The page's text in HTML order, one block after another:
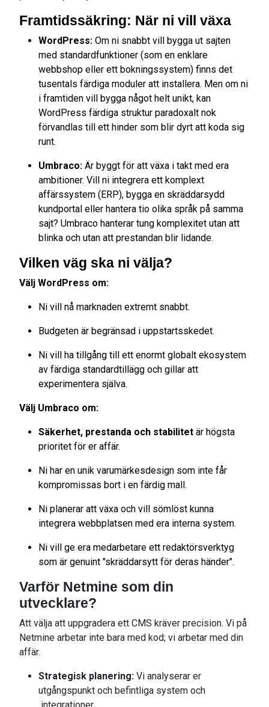
Framtidssäkring: När ni vill växa
WordPress: Om ni snabbt vill bygga ut sajten
med standardfunktioner (som en enklare
webbshop eller ett bokningssystem) finns det
tusentals färdiga moduler att installera. Men om ni
i framtiden vill bygga något helt unikt, kan
WordPress färdiga struktur paradoxalt nok
förvandlas till ett hinder som blir dyrt att koda sig
runt.
Umbraco: Är byggt för att växa i takt med era
ambitioner. Vill ni integrera ett komplext
affärssystem (ERP), bygga en skräddarsydd
kundportal eller hantera tio olika språk på samma
sajt? Umbraco hanterar tung komplexitet utan att
blinka och utan att prestandan blir lidande.
Vilken väg ska ni välja?
Välj WordPress om:
Ni vill nå marknaden extremt snabbt.
Budgeten är begränsad i uppstartsskedet.
Ni vill ha tillgång till ett enormt globalt ekosystem
av färdiga standardtillägg och gillar att
experimentera själva.
Välj Umbraco om:
Säkerhet, prestanda och stabilitet är högsta
prioritet för er affär.
Ni har en unik varumärkesdesign som inte får
kompromissas bort i en färdig mall.
Ni planerar att växa och vill sömlöst kunna
integrera webbplatsen med era interna system.
Ni vill ge era medarbetare ett redaktörsverktyg
som är genuint "skräddarsytt för deras händer".
Varför Netmine som din
utvecklare?
Att välja att uppgradera ett CMS kräver precision. Vi på
Netmine arbetar inte bara med kod; vi arbetar med din
affär.
Strategisk planering: Vi analyserar er
utgångspunkt och befintliga system och